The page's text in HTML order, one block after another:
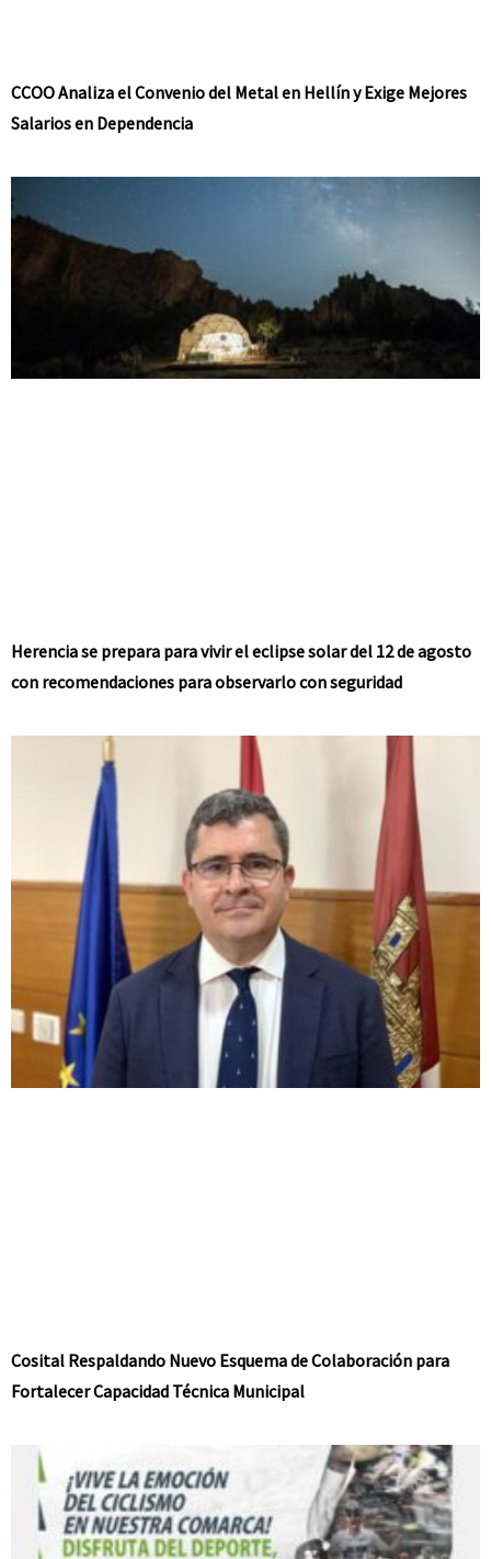
CCOO Analiza el Convenio del Metal en Hellín y Exige Mejores
Salarios en Dependencia
Herencia se prepara para vivir el eclipse solar del 12 de agosto
con recomendaciones para observarlo con seguridad
Cosital Respaldando Nuevo Esquema de Colaboración para
Fortalecer Capacidad Técnica Municipal